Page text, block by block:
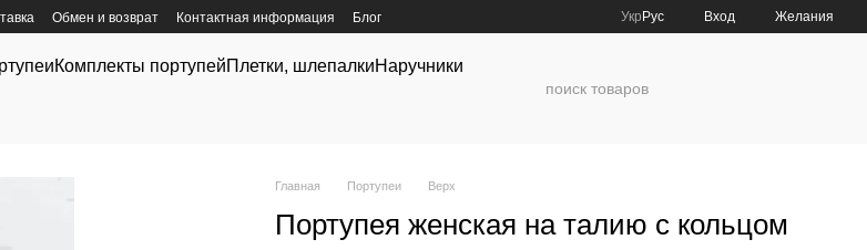
Обмен и возврат Контактная информация Блог Укр Рус Вход Желания
Комплекты портупейПлетки, шлепалкиНаручники
Главная Портупеи Верх
Портупея женская на талию с кольцом